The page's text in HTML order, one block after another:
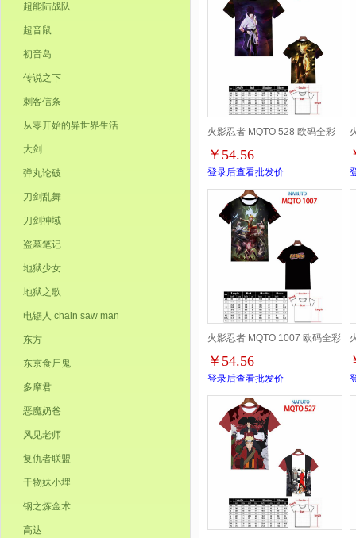
超能陆战队
超音鼠
初音岛
传说之下
刺客信条
从零开始的异世界生活
大剑
弹丸论破
刀剑乱舞
刀剑神域
盗墓笔记
地狱少女
地狱之歌
电锯人 chain saw man
东方
东京食尸鬼
多摩君
恶魔奶爸
风见老师
复仇者联盟
干物妹小埋
钢之炼金术
高达
火影忍者 MQTO 528 欧码全彩
印花短袖T恤-XXS-4XL共9个码
￥54.56
登录后查看批发价
火影忍者 MQTO 1007 欧码全彩
印花短袖T恤-XXS-4XL共9个码
￥54.56
登录后查看批发价